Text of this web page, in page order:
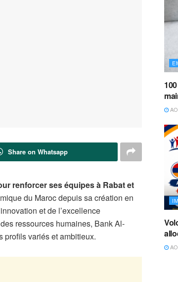
Share on Whatsapp
renforcer ses équipes à Rabat et
du Maroc depuis sa création en
et de l’excellence
ressources humaines, Bank Al-
profils variés et ambitieux.